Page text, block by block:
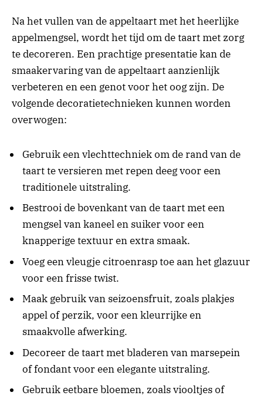
Na het vullen van de appeltaart met het heerlijke
appelmengsel, wordt het tijd om de taart met zorg
te decoreren. Een prachtige presentatie kan de
smaakervaring van de appeltaart aanzienlijk
verbeteren en een genot voor het oog zijn. De
volgende decoratietechnieken kunnen worden
overwogen:
Gebruik een vlechttechniek om de rand van de
taart te versieren met repen deeg voor een
traditionele uitstraling.
Bestrooi de bovenkant van de taart met een
mengsel van kaneel en suiker voor een
knapperige textuur en extra smaak.
Voeg een vleugje citroenrasp toe aan het glazuur
voor een frisse twist.
Maak gebruik van seizoensfruit, zoals plakjes
appel of perzik, voor een kleurrijke en
smaakvolle afwerking.
Decoreer de taart met bladeren van marsepein
of fondant voor een elegante uitstraling.
Gebruik eetbare bloemen, zoals viooltjes of